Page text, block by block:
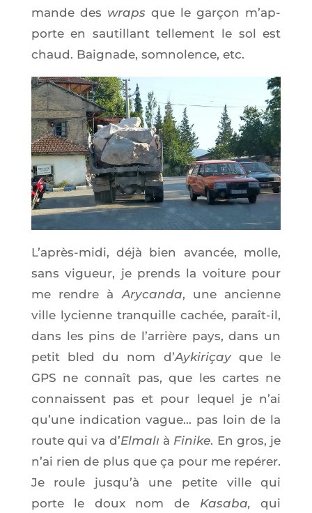
mande des wraps que le gar­çon m’ap­
porte en sau­tillant tel­le­ment le sol est
chaud. Bai­gnade, som­no­lence, etc.
L’a­près-midi, déjà bien avan­cée, molle,
sans vigueur, je prends la voi­ture pour
me rendre àAry­can­da, une ancienne
ville lycienne tran­quille cachée, paraît-il,
dans les pins de l’ar­rière pays, dans un
petit bled du nom d’Ayki­ri­çayque le
GPS ne connaît pas, que les cartes ne
connaissent pas et pour lequel je n’ai
qu’une indi­ca­tion vague… pas loin de la
route qui va d’Elmalı à Finike. En gros, je
n’ai rien de plus que ça pour me repé­rer.
Je roule jus­qu’à une petite ville qui
porte le doux nom de Kasa­ba, qui